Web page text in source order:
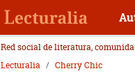
Red social de literatura,
Lecturalia
Cherry Chic